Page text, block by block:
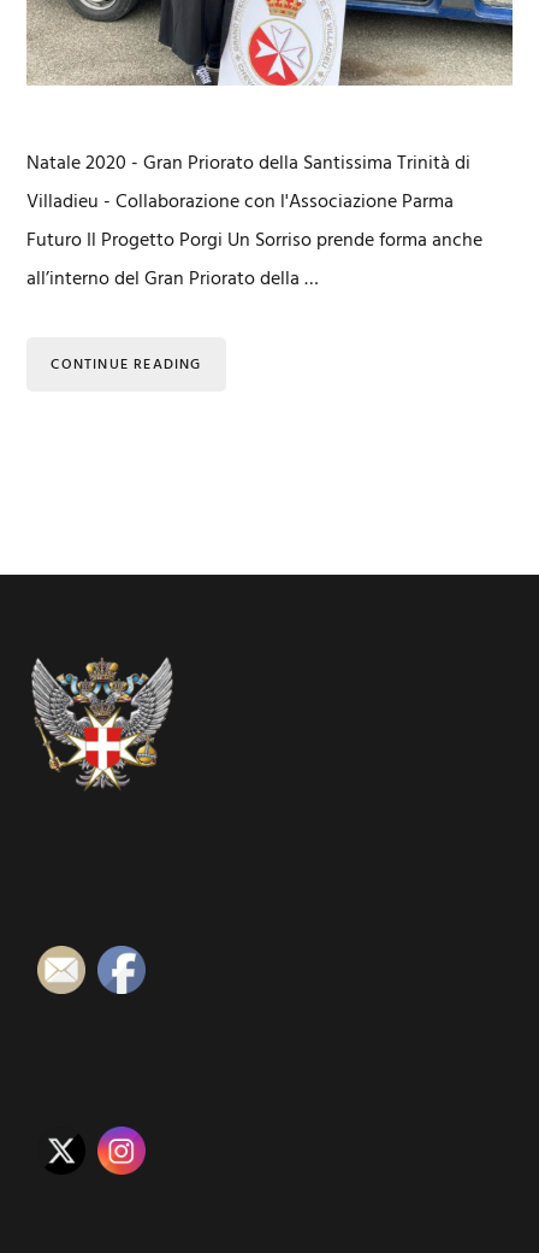
Natale 2020 - Gran Priorato della Santissima Trinità di
Villadieu - Collaborazione con l'Associazione Parma
Futuro Il Progetto Porgi Un Sorriso prende forma anche
all’interno del Gran Priorato della …
CONTINUE READING
Footer